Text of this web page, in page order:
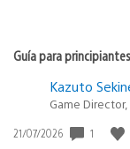
Guía para
Kazuto
Game
Fecha
21/07/2026 1